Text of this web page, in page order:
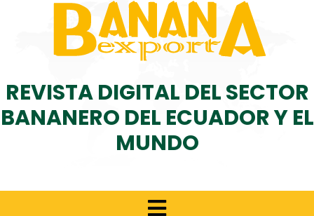
REVISTA DIGITAL DEL SECTOR
BANANERO DEL ECUADOR Y EL
MUNDO